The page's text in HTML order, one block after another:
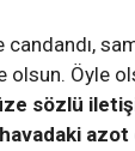
candandı,
olsun. Öyle
sözlü
azot